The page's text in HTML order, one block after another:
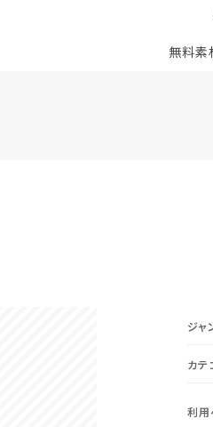
無料素
ジャ
カテ
利用